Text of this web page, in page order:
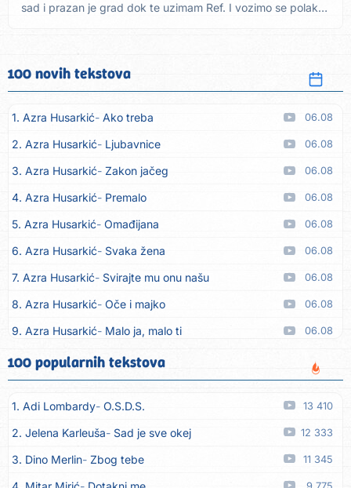
sad i prazan je grad dok te uzimam Ref. I vozimo se polako
100 novih tekstova
1. Azra Husarkić Ako treba 06.08
2. Azra Husarkić Ljubavnice 06.08
3. Azra Husarkić Zakon jačeg 06.08
4. Azra Husarkić Premalo 06.08
5. Azra Husarkić Omađijana 06.08
6. Azra Husarkić Svaka žena 06.08
7. Azra Husarkić Svirajte mu onu našu 06.08
8. Azra Husarkić Oče i majko 06.08
9. Azra Husarkić Malo ja, malo ti 06.08
10. Alen Hasanović Fanatik
11. Husnija Mešaljić - Hule To je majka tvoja 05.08
12. In Vivo Brunello 05.08
13. Senad Nikočević Niki Plavljani i Gusinjani 05.08
14. Emir Brunčević Buket cveća 05.08
100 popularnih tekstova
1. Adi Lombardy O.S.D.S. 13 410
2. Jelena Karleuša Sad je sve okej 12 333
3. Dino Merlin Zbog tebe 11 345